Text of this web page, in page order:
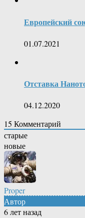
Европейский
01.07.2021
Отставка
04.12.2020
15 Комментарий
старые
новые
Proper
Автор
6 лет назад